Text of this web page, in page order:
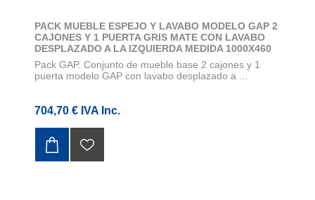
PACK MUEBLE ESPEJO Y LAVABO MODELO GAP 2
CAJONES Y 1 PUERTA GRIS MATE CON LAVABO
DESPLAZADO A LA IZQUIERDA MEDIDA 1000X460
Pack GAP. Conjunto de mueble base 2 cajones y 1
puerta modelo GAP con lavabo desplazado a ...
704,70 € IVA Inc.